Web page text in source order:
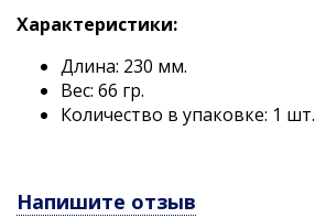
Характеристики:
Длина: 230 мм.
Вес: 66 гр.
Количество в упаковке: 1 шт.
Напишите отзыв